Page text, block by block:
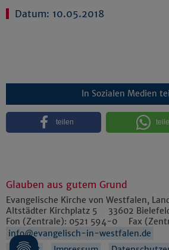
Datum: 10.05.2018
In Sozialen Medien
teilen
Glauben aus gutem Grund
Evangelische Kirche von Westfalen,
Altstädter Kirchplatz 5
33602
Fon (Zentrale): 0521 594-0 Fax
info@evangelisch-in-westfalen.de